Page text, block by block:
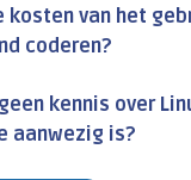
kosten van het
coderen?
kennis over
aanwezig is?